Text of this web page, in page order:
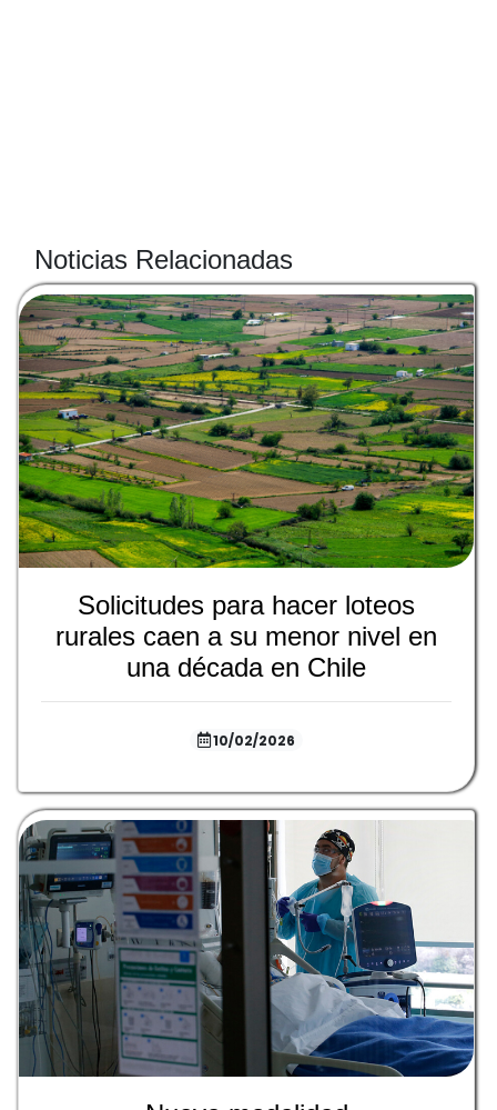
Noticias Relacionadas
Solicitudes para hacer loteos
rurales caen a su menor nivel en
una década en Chile
10/02/2026